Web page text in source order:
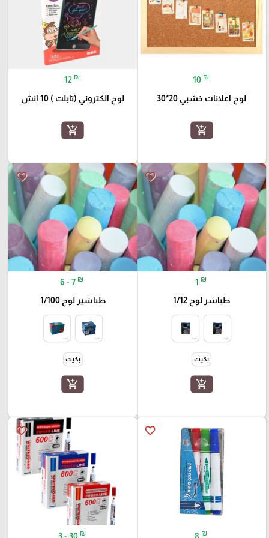
10 ₪
لوح اعلانات خشبي 20*30
add_shopping_cart
12 ₪
لوح الكتروني (تابلت ) 10 انش
add_shopping_cart
favorite_border
1 ₪
طباشر لوح 1/12
بكيت
add_shopping_cart
favorite_border
6 - 7 ₪
طباشير لوح 1/100
بكيت
add_shopping_cart
favorite_border
₪
favorite_border
₪